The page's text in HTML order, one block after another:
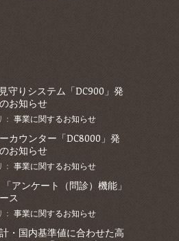
守りシステム「DC900」発
お知らせ
事業に関するお知らせ
カウンター「DC8000」発
お知らせ
事業に関するお知らせ
「アンケート（問診）機能」
ス
事業に関するお知らせ
・国内基準値に合わせた高